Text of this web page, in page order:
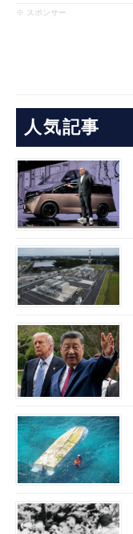
※ スポンサー
人気記事